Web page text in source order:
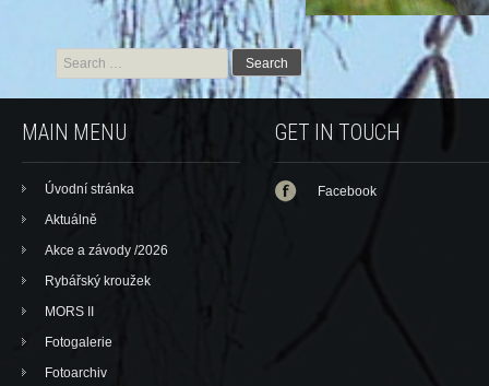
Search for:
MAIN MENU
Úvodní stránka
Aktuálně
Akce a závody /2026
Rybářský kroužek
MORS II
Fotogalerie
Fotoarchiv
GET IN TOUCH
Facebook